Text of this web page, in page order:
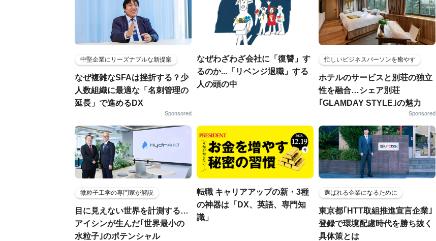
中堅企業にリーズナブルな新提案
なぜ複雑なSFAは挫折する？少
人数組織に最適な「名刺管理の
延長」で進めるDX
Sponsored
なぜわざわざ会社に「復讐」す
るのか...「リベンジ退職」する
人の頭の中
忙しいビジネスパーソンを癒やす
ホテルのサービスと別荘の独立
性を融合…シェア別荘
｢GLAMDAY STYLE｣の魅力
Sponsored
微粒子工学の専門家が解説
目に見えない世界を計測する…
アイシンが生んだ｢世界最小の
水粒子｣のポテンシャル
転職 キャリアアップの新・3種
の神器は「DX、英語、専門知
識」
選ばれる企業になるために
東京都｢HTT取組推進宣言企業｣
登録で環境配慮時代を勝ち抜く
具体策とは